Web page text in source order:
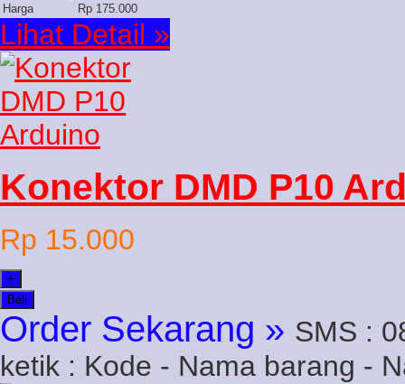
Harga
Rp 175.000
Lihat Detail »
Konektor DMD P10
Rp 15.000
+
Beli
Order Sekarang » SMS :
ketik : Kode - Nama barang -